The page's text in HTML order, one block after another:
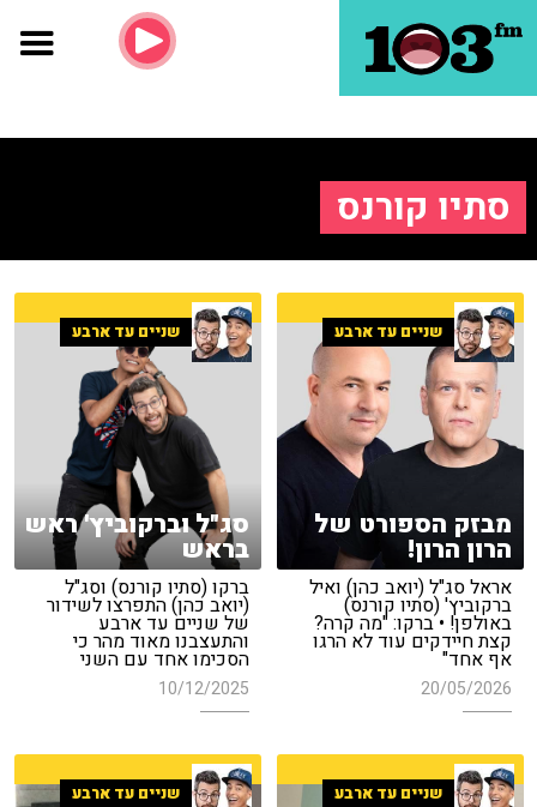
סתיו קורנס
שניים עד ארבע
מבזק הספורט של
הרון הרון!
אראל סג"ל (יואב כהן) ואיל
ברקוביץ' (סתיו קורנס)
באולפן! • ברקו: "מה קרה?
קצת חיידקים עוד לא הרגו
אף אחד"
20/05/2026
שניים עד ארבע
סג"ל וברקוביץ' ראש
בראש
ברקו (סתיו קורנס) וסג"ל
(יואב כהן) התפרצו לשידור
של שניים עד ארבע
והתעצבנו מאוד מהר כי
הסכימו אחד עם השני
10/12/2025
שניים עד ארבע שניים עד ארבע